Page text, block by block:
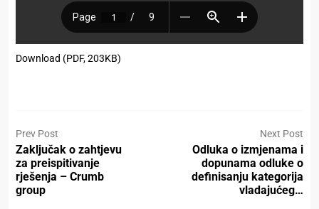
Download (PDF, 203KB)
Prev Post
Zaključak o zahtjevu
za preispitivanje
rješenja – Crumb
group
Next Post
Odluka o izmjenama i
dopunama odluke o
definisanju kategorija
vladajućeg…